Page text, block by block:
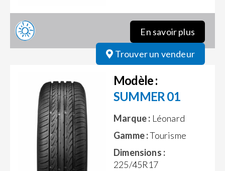
En savoir plus
Trouver un vendeur
Modèle :
SUMMER 01
Marque : Léonard
Gamme :Tourisme
Dimensions :
225/45R17